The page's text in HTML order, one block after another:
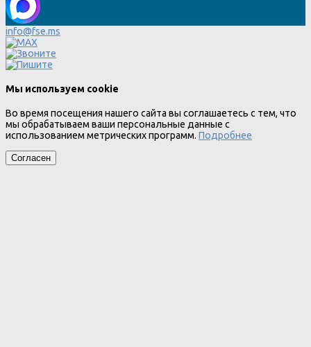
info@fse.ms
Мы используем cookie
Во время посещения нашего сайта вы соглашаетесь с тем, что
мы обрабатываем ваши персональные данные с
использованием метрических программ. Подробнее
Согласен